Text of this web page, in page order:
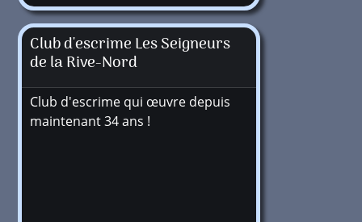
Club d'escrime Les Seigneurs
de la Rive-Nord
Club d'escrime qui œuvre depuis
maintenant 34 ans !